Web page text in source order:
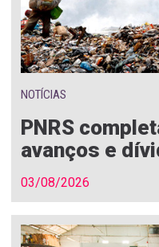
NOTÍCIAS
PNRS
avanços e
03/08/2026